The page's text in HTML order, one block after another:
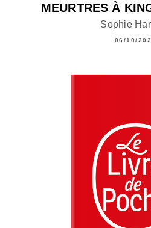
MEURTRES À
Sophie
06/10/